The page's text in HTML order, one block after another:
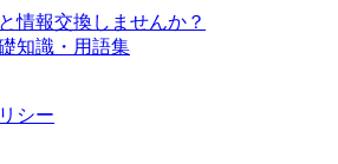
情報交換しませんか？
知識・用語集
シー